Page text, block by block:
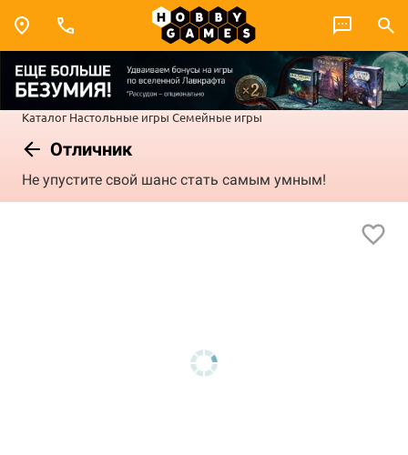
Каталог Настольные игры Семейные игры
Отличник
Не упустите свой шанс стать самым умным!